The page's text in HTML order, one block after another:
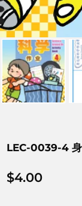
LEC-0039-4 身
$4.00